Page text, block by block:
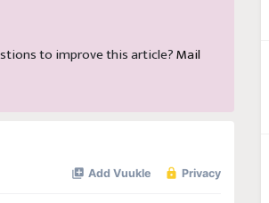
to improve this article?Mail